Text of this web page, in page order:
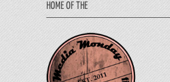
HOME OF THE